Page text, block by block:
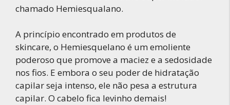
chamado Hemiesqualano.
A princípio encontrado em produtos de
skincare, o Hemiesquelano é um emoliente
poderoso que promove a maciez e a sedosidade
nos fios. E embora o seu poder de hidratação
capilar seja intenso, ele não pesa a estrutura
capilar. O cabelo fica levinho demais!